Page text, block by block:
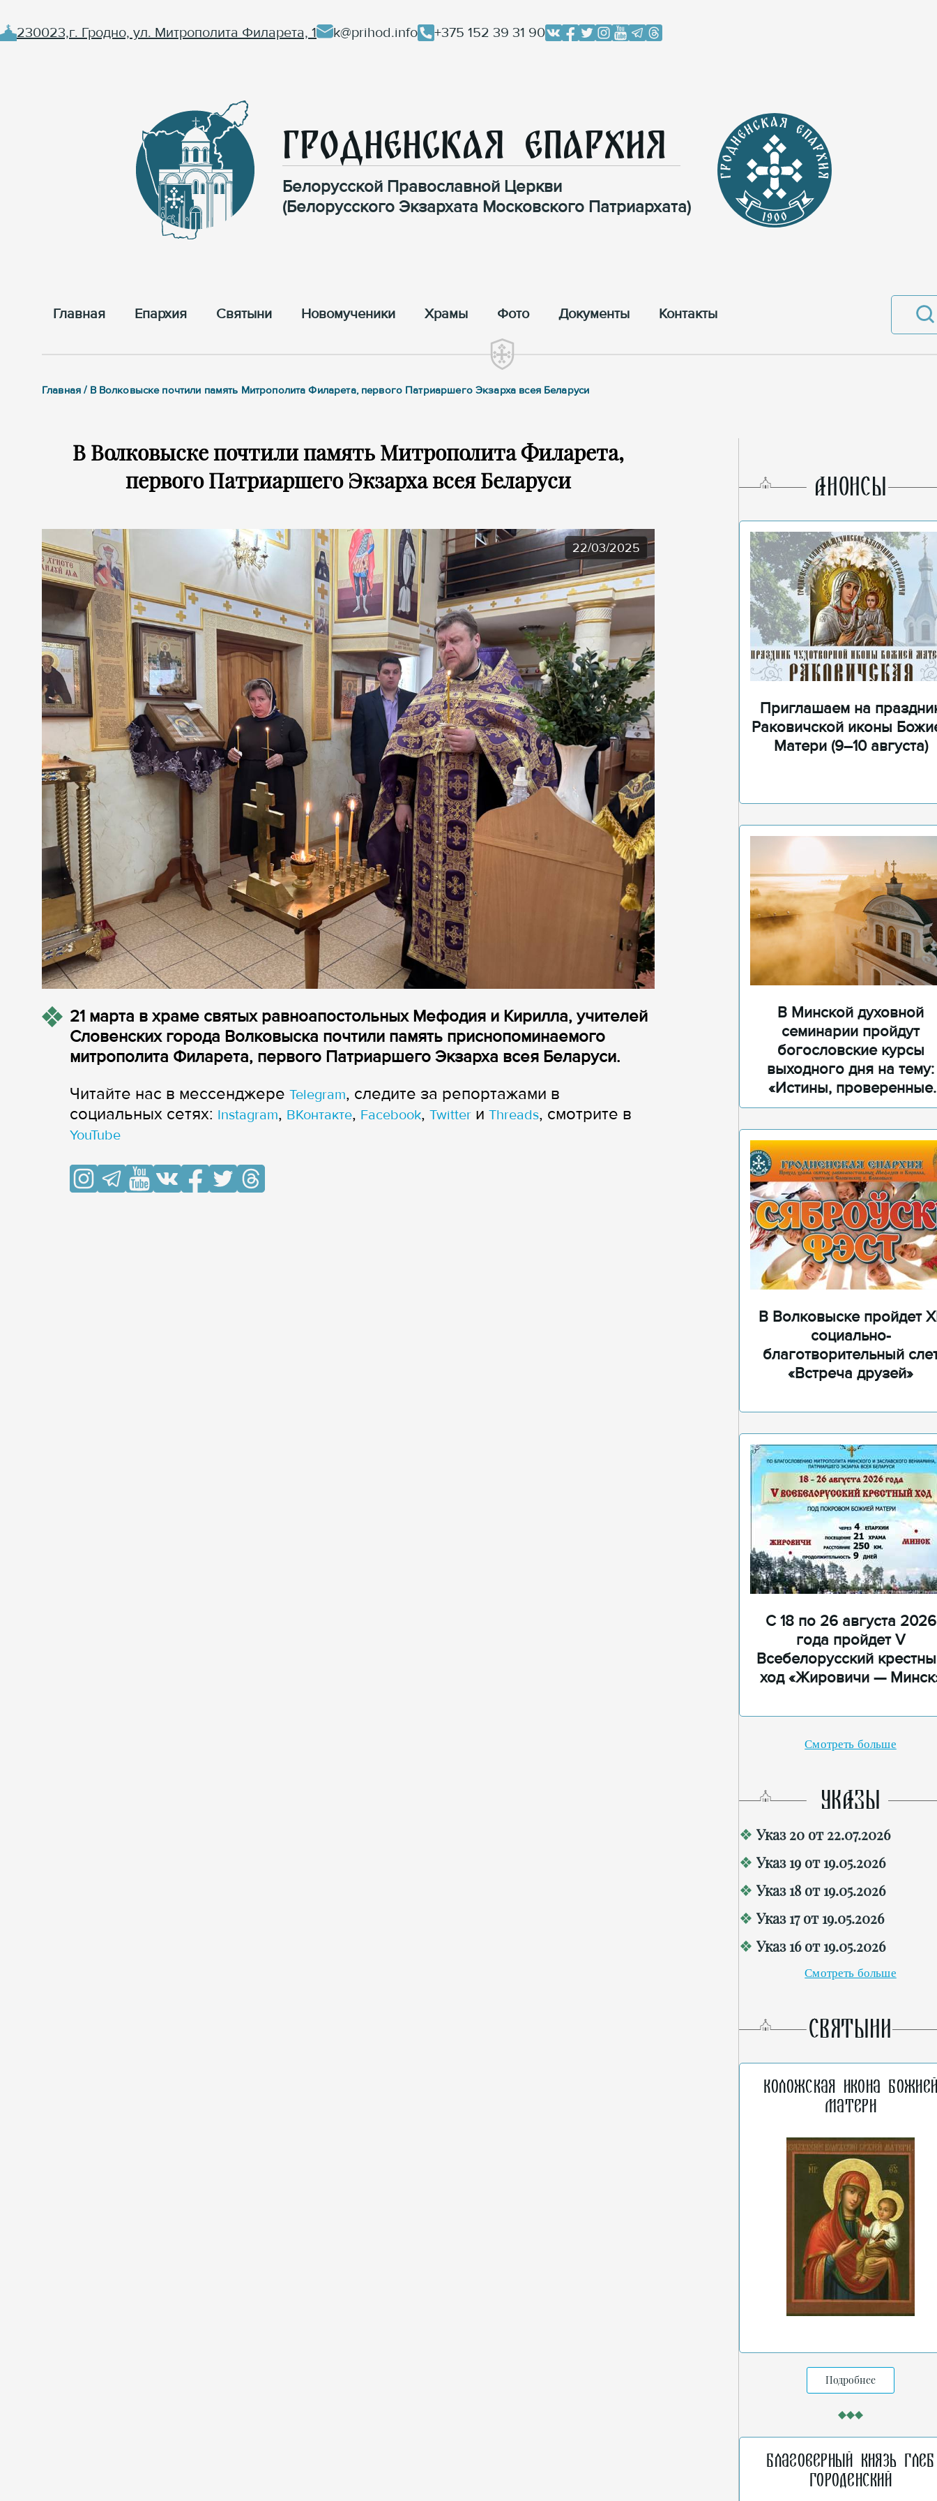
230023,г. Гродно, ул. Митрополита Филарета, 1 k@prihod.info +375 152 39 31 90
Гродненская Епархия
Белорусской Православной Церкви
(Белорусского Экзархата Московского Патриархата)
Главная Епархия Cвятыни Новомученики Храмы Фото Документы Контакты
Главная / В Волковыске почтили память Митрополита Филарета, первого Патриаршего Экзарха всея Беларуси
В Волковыске почтили память Митрополита Филарета,
первого Патриаршего Экзарха всея Беларуси
22/03/2025
21 марта в храме святых равноапостольных Мефодия и Кирилла, учителей
Словенских города Волковыска почтили память приснопоминаемого
митрополита Филарета, первого Патриаршего Экзарха всея Беларуси.
Читайте нас в мессенджере Telegram, следите за репортажами в
cоциальных сетях: Instagram, ВКонтакте, Facebook, Twitter и Threads, смотрите в
YouTube
AНОНСЫ
Приглашаем на
Раковичской иконы
Матери (9–10 августа)
В Минской духовной
семинарии пройдут
богословские курсы
выходного дня на тему:
«Истины, проверенные
временем»
В Волковыске пройдет
социально-
благотворительный
«Встреча друзей»
С 18 по 26 августа 2026
года пройдет V
Всебелорусский
ход «Жировичи —
Смотреть больше
УКАЗЫ
Указ 20 от 22.07.2026
Указ 19 от 19.05.2026
Указ 18 от 19.05.2026
Указ 17 от 19.05.2026
Указ 16 от 19.05.2026
Смотреть больше
СВЯТЫНИ
Коложская икона
Матери
Подробнее
Благоверный князь Глеб
Городенский